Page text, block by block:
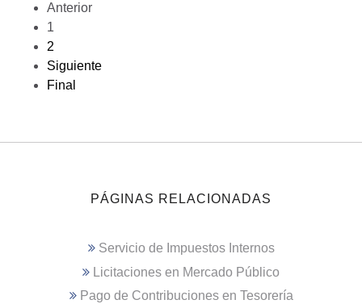
Anterior
1
2
Siguiente
Final
PÁGINAS RELACIONADAS
Servicio de Impuestos Internos
Licitaciones en Mercado Público
Pago de Contribuciones en Tesorería